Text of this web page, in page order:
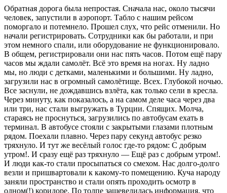
Обратная дорога была непростая. Сначала нас, около тысячи
человек, запустили в аэропорт. Табло с нашим рейсом
поморгало и потемнело. Прошел слух, что рейс отменили. Но
начали регистрировать. Сотрудники как бы работали, и при
этом немного спали, или оборудование не функционировало.
В общем, регистрировали они нас пять часов. Потом ещё пару
часов мы ждали самолёт. Всё это время на ногах. Ну ладно
мы, но люди с детками, маленькими и большими. Ну ладно,
загрузили нас в огромный самолётище. Всех. Глубокой ночью.
Все заснули, не дождавшись взлёта, как только сели в кресла.
Через минуту, как показалось, а на самом деле часа через два
или три, нас стали выгружать в Турции. Спящих. Молча,
стараясь не проснуться, загрузились по автобусам ехать в
терминал. В автобусе стояли с закрытыми глазами плотным
рядом. Поехали плавно. Через пару секунд автобус резко
тряхнуло. И тут же весёлый голос где-то рядом: С добрым
утром!. И сразу ещё раз тряхнуло — Ещё раз с добрым утром!.
И люди как-то стали просыпаться со смехом. Нас долго-долго
везли и пришвартовали к какому-то помещению. Куча народу
заняли пространство и стали опять проходить осмотр в
одном(!) коридоре. По толпе зашевелилась информация, что